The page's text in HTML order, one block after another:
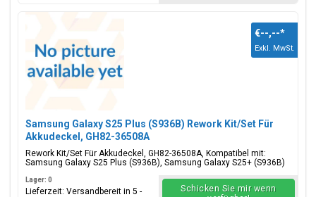
Samsung Galaxy S25 Plus (S936B) Rework Kit/Set Für
Akkudeckel, GH82-36508A
Rework Kit/Set Für Akkudeckel, GH82-36508A, Kompatibel mit:
Samsung Galaxy S25 Plus (S936B), Samsung Galaxy S25+ (S936B)
€--,--*
Exkl. MwSt.
Lager: 0
Lieferzeit: Versandbereit in 5 -
Schicken Sie mir wenn